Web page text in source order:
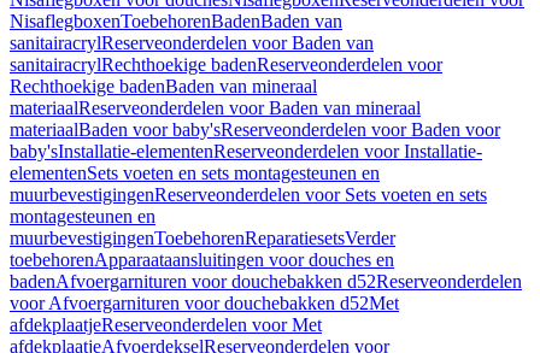
NisaflegboxenToebehorenBadenBaden van
sanitairacrylReserveonderdelen voor Baden van
sanitairacrylRechthoekige badenReserveonderdelen voor
Rechthoekige badenBaden van mineraal
materiaalReserveonderdelen voor Baden van mineraal
materiaalBaden voor baby'sReserveonderdelen voor Baden voor
baby'sInstallatie-elementenReserveonderdelen voor Installatie-
elementenSets voeten en sets montagesteunen en
muurbevestigingenReserveonderdelen voor Sets voeten en sets
montagesteunen en
muurbevestigingenToebehorenReparatiesetsVerder
toebehorenApparaataansluitingen voor douches en
badenAfvoergarnituren voor douchebakken d52Reserveonderdelen
voor Afvoergarnituren voor douchebakken d52Met
afdekplaatjeReserveonderdelen voor Met
afdekplaatjeAfvoerdekselReserveonderdelen voor